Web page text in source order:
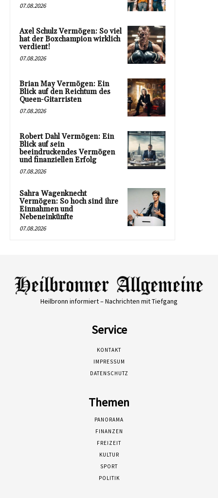
07.08.2026
Axel Schulz Vermögen: So viel
hat der Boxchampion wirklich
verdient!
07.08.2026
Brian May Vermögen: Ein
Blick auf den Reichtum des
Queen-Gitarristen
07.08.2026
Robert Dahl Vermögen: Ein
Blick auf sein
beeindruckendes Vermögen
und finanziellen Erfolg
07.08.2026
Sahra Wagenknecht
Vermögen: So hoch sind ihre
Einnahmen und
Nebeneinkünfte
07.08.2026
Heilbronn informiert – Nachrichten mit Tiefgang
Service
KONTAKT
IMPRESSUM
DATENSCHUTZ
Themen
PANORAMA
FINANZEN
FREIZEIT
KULTUR
SPORT
POLITIK